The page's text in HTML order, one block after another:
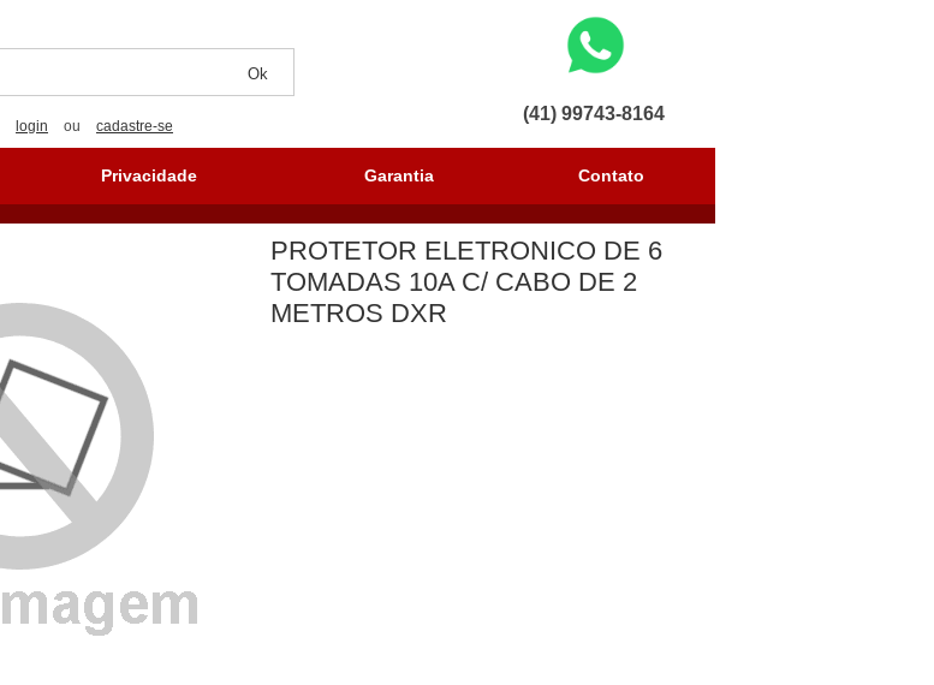
(41) 99743-8164
vendas@avenidaseg.com.br
login ou cadastre-se
Privacidade Garantia Contato
PROTETOR ELETRONICO DE 6
TOMADAS 10A C/ CABO DE 2
METROS DXR